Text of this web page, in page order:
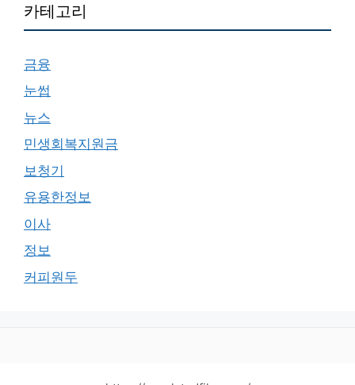
카테고리
금융
눈썹
뉴스
민생회복지원금
보청기
유용한정보
이사
정보
커피원두